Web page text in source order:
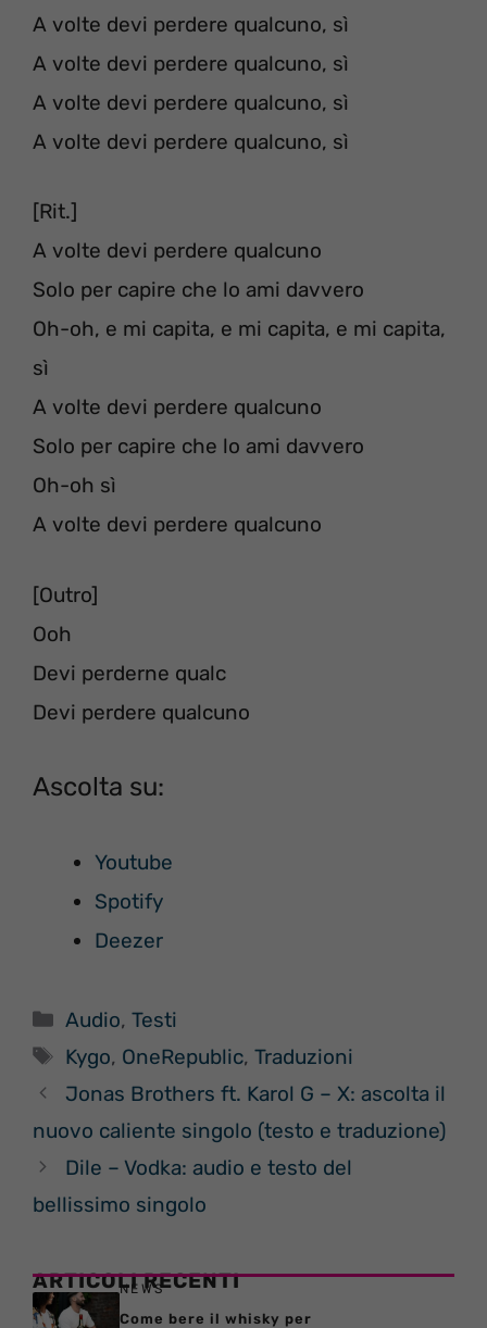
A volte devi perdere qualcuno, sì
A volte devi perdere qualcuno, sì
A volte devi perdere qualcuno, sì
A volte devi perdere qualcuno, sì
[Rit.]
A volte devi perdere qualcuno
Solo per capire che lo ami davvero
Oh-oh, e mi capita, e mi capita, e mi capita,
sì
A volte devi perdere qualcuno
Solo per capire che lo ami davvero
Oh-oh sì
A volte devi perdere qualcuno
[Outro]
Ooh
Devi perderne qualc
Devi perdere qualcuno
Ascolta su:
Youtube
Spotify
Deezer
Categorie
Audio,Testi
Tag
Kygo, OneRepublic,Traduzioni
Jonas Brothers ft. Karol G – X: ascolta il
nuovo caliente singolo (testo e traduzione)
Dile – Vodka: audio e testo del
bellissimo singolo
ARTICOLI RECENTI
NEWS
Come bere il whisky per